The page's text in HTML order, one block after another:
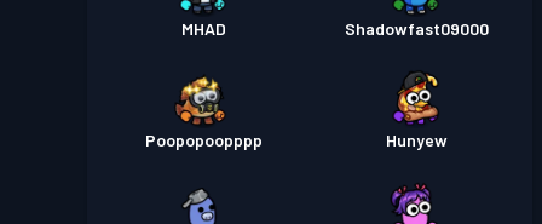
MHAD Shadowfast09000
Poopopoopppp Hunyew